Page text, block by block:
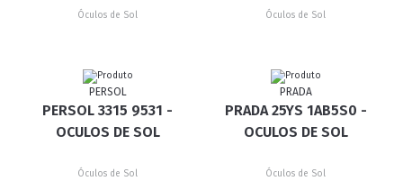
Óculos de Sol Óculos de Sol
PERSOL
PERSOL 3315 9531 -
OCULOS DE SOL
Óculos de Sol
PRADA
PRADA 25YS 1AB5S0 -
OCULOS DE SOL
Óculos de Sol